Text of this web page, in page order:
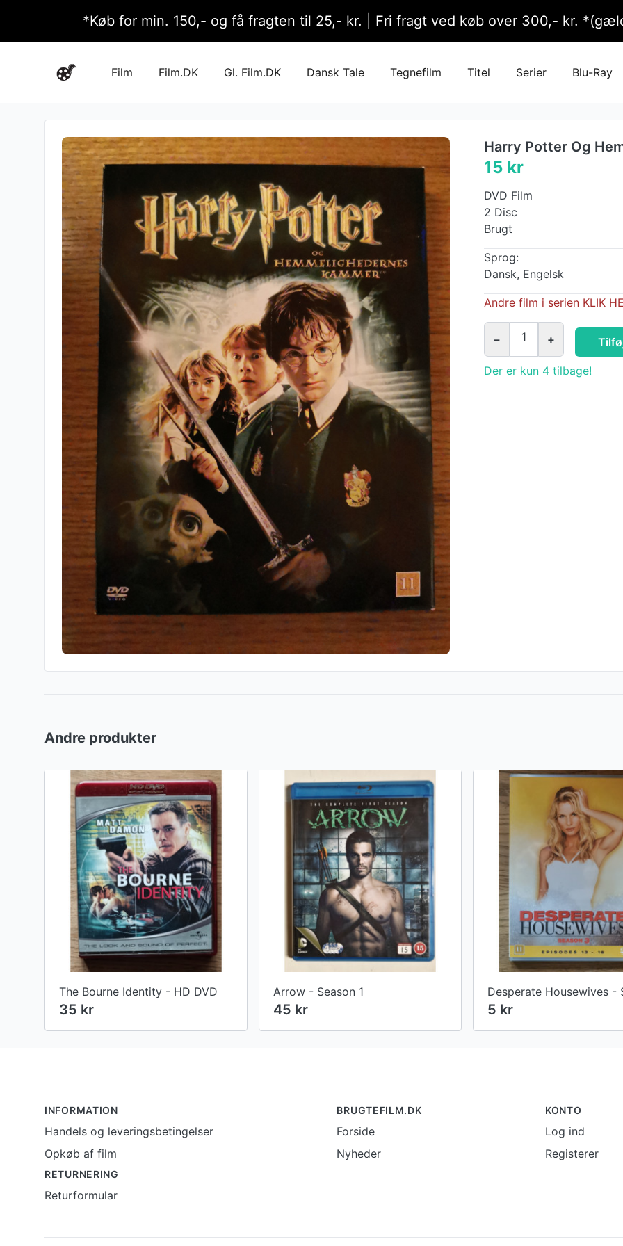
*Køb for min. 150,- og få fragten til 25,- kr. | Fri fragt ved køb over 300,- kr.
Film Film.DK Gl. Film.DK Dansk Tale Tegnefilm Titel Serier Blu-Ray
Harry Potter Og
15 kr
DVD Film
2 Disc
Brugt
Sprog:
Dansk, Engelsk
Andre film i serien KLIK
− 1 +
Der er kun 4 tilbage!
Andre produkter
The Bourne Identity - HD DVD
35 kr
Arrow - Season 1
45 kr 5 kr
INFORMATION
Handels og leveringsbetingelser
Opkøb af film
RETURNERING
Returformular
BRUGTEFILM.DK
Forside
Nyheder
KONTO
Log ind
Registerer